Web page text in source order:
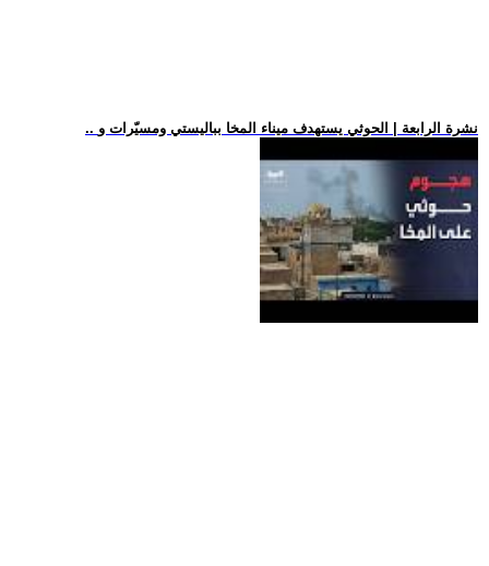
.. نشرة الرابعة | الحوثي يستهدف ميناء المخا بباليستي ومسيّرات و